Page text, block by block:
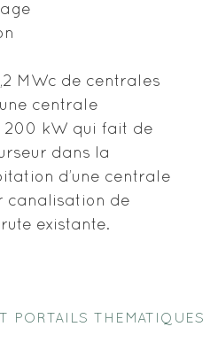
MWc de centrales
centrale
200 kW qui fait de
dans la
d’une centrale
canalisation de
existante.
PORTAILS THEMATIQUES